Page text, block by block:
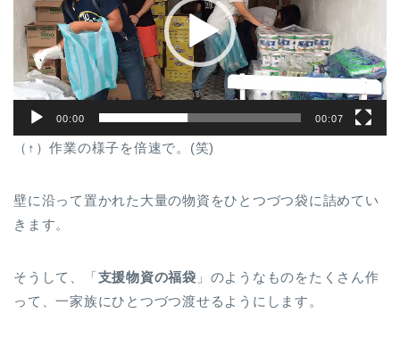
ー
ヤ
ー
00:00 00:07
（↑）作業の様子を倍速で。(笑)
壁に沿って置かれた大量の物資をひとつづつ袋に詰めてい
きます。
そうして、「支援物資の福袋 」のようなものをたくさん作
って、一家族にひとつづつ渡せるようにします。